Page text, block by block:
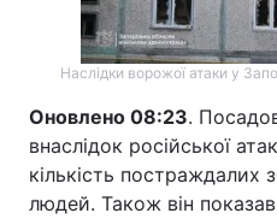
Наслідки ворожої атаки у
Оновлено 08:23.
внаслідок російської
кількість постраждалих
людей. Також він